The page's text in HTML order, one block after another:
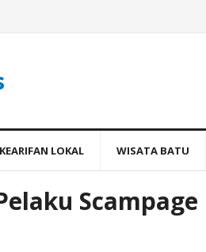
KEARIFAN LOKAL WISATA BATU
Scampage